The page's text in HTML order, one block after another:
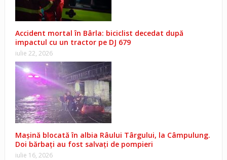
Accident mortal în Bârla: biciclist decedat după
impactul cu un tractor pe DJ 679
iulie 22, 2026
Mașină blocată în albia Râului Târgului, la Câmpulung.
Doi bărbați au fost salvați de pompieri
iulie 16, 2026